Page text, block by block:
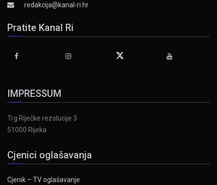
redakcija@kanal-ri.hr
Pratite Kanal Ri
IMPRESSUM
Trg Riječke rezolucije 3
51000 Rijeka
Cjenici oglašavanja
Cjenik – TV oglašavanje